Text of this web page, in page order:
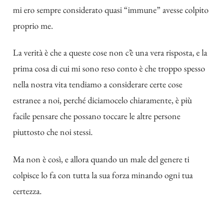
mi ero sempre considerato quasi “immune” avesse colpito
proprio me.
La verità è che a queste cose non c’è una vera risposta, e la
prima cosa di cui mi sono reso conto è che troppo spesso
nella nostra vita tendiamo a considerare certe cose
estranee a noi, perché diciamocelo chiaramente, è più
facile pensare che possano toccare le altre persone
piuttosto che noi stessi.
Ma non è così, e allora quando un male del genere ti
colpisce lo fa con tutta la sua forza minando ogni tua
certezza.